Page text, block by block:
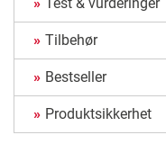
Test & vurderinger
Tilbehør
Bestseller
Produktsikkerhet